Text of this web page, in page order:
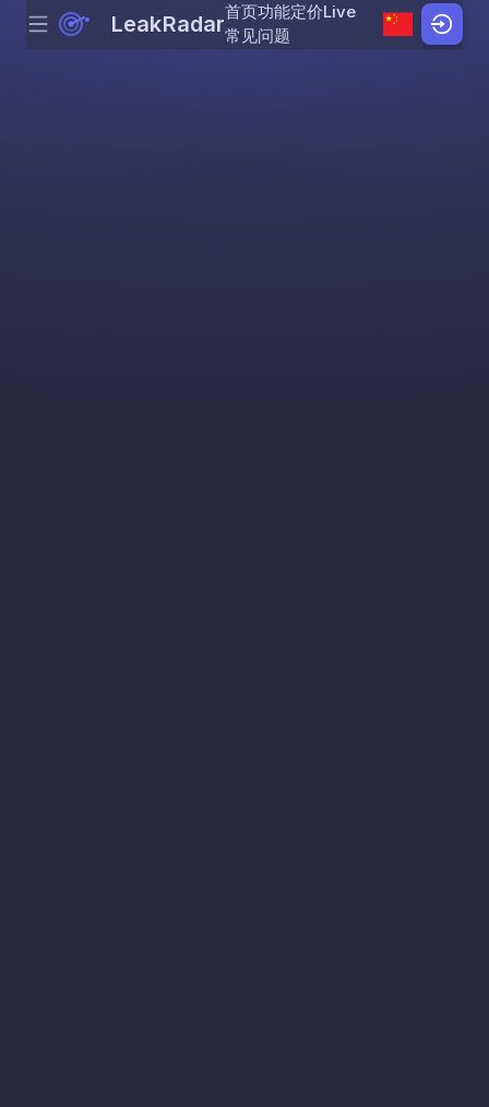
Skip to content
Menu LeakRadar首页功能定价Live
常见问题